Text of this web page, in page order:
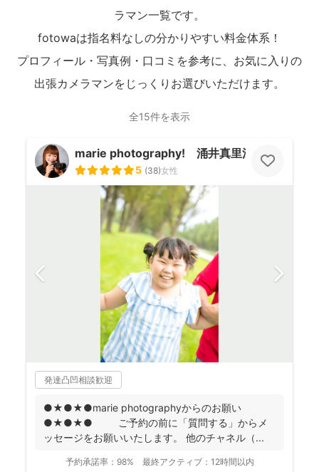
ラマン一覧です。
fotowaは指名料なしの分かりやすい料金体系！
プロフィール・写真例・口コミを参考に、お気に入りの
出張カメラマンをじっくりお選びいただけます。
全15件を表示
marie photography! 涌井真里江
5 (38)女性
発達凸凹相談歓迎
●★●★●marie photographyからのお願い
●★●★● ご予約の前に「質問する」からメ
ッセージをお願いいたします。 他のチャネル（...
予約承諾率： 98% 最終アクティブ： 12時間以内